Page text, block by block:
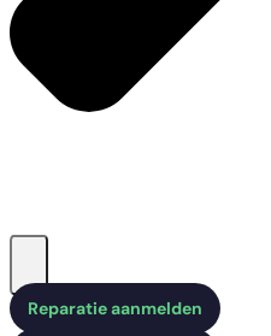
Reparatie aanmelden